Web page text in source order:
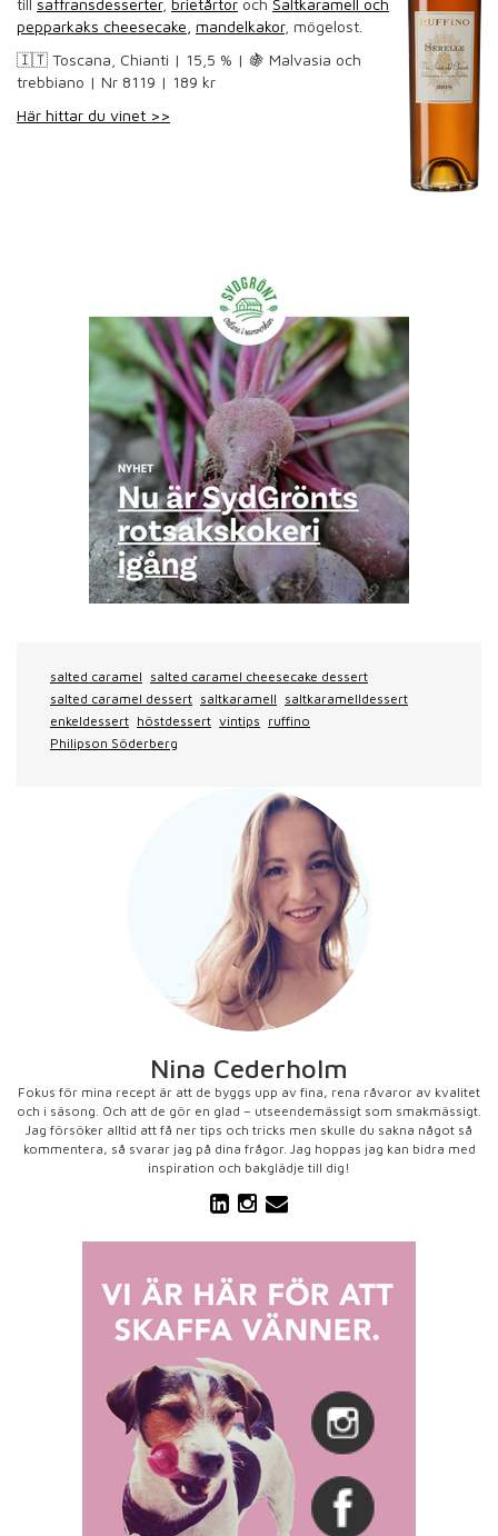
till saffransdesserter, brietårtor och Saltkaramell och
pepparkaks cheesecake, mandelkakor, mögelost.
🇮🇹 Toscana, Chianti | 15,5 % | 🍇 Malvasia och
trebbiano | Nr 8119 | 189 kr
Här hittar du vinet >>
salted caramel salted caramel cheesecake dessert
salted caramel dessert saltkaramell saltkaramelldessert
enkeldessert höstdessert vintips ruffino
Philipson Söderberg
Nina Cederholm
Fokus för mina recept är att de byggs upp av fina, rena råvaror av kvalitet
och i säsong. Och att de gör en glad – utseendemässigt som smakmässigt.
Jag försöker alltid att få ner tips och tricks men skulle du sakna något så
kommentera, så svarar jag på dina frågor. Jag hoppas jag kan bidra med
inspiration och bakglädje till dig!